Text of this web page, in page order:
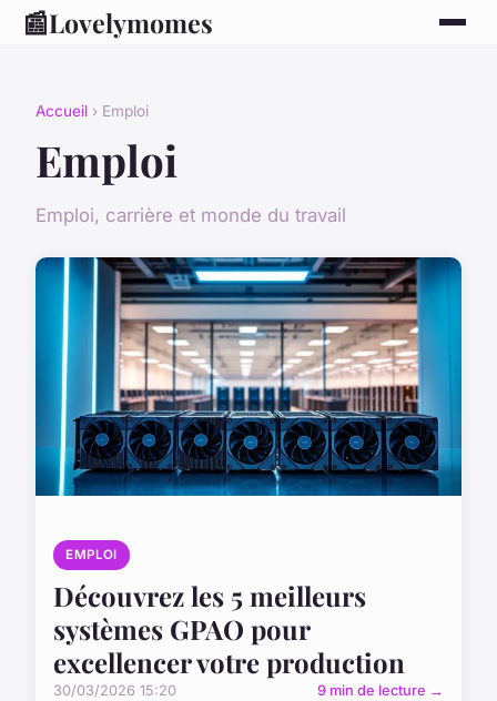
📰Lovelymomes
Accueil › Emploi
Emploi
Emploi, carrière et monde du travail
EMPLOI
Découvrez les 5 meilleurs
systèmes GPAO pour
excellencer votre production
30/03/2026 15:20 9 min de lecture →